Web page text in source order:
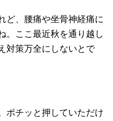
ど、腰痛や坐骨神経痛に
。ここ最近秋を通り越し
対策万全にしないとで
ポチッと押していただけ